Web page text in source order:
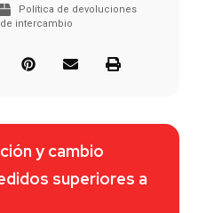
Política de devoluciones
intercambio
y cambio
superiores a